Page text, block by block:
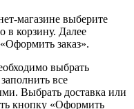
магазине выберите
в корзину. Далее
заказ».
выбрать
все
Выбрать доставка или
кнопку «Оформить